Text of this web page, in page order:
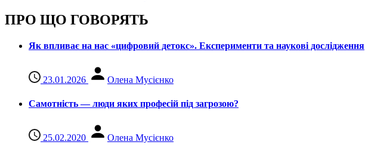
ПРО ЩО ГОВОРЯТЬ
Як впливає на нас «цифровий детокс». Експерименти та наукові дослідження
23.01.2026 Олена Мусієнко
Самотність — люди яких професій під загрозою?
25.02.2020 Олена Мусієнко